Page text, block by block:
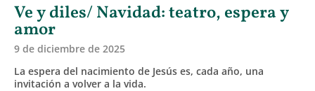
Ve y diles/ Navidad: teatro, espera y
amor
9 de diciembre de 2025
La espera del nacimiento de Jesús es, cada año, una
invitación a volver a la vida.